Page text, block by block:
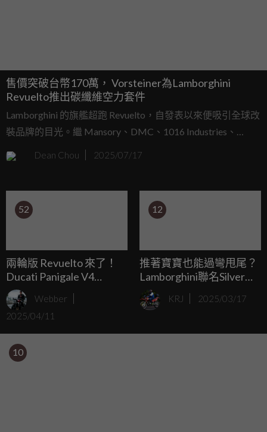
售價突破台幣170萬， Vorsteiner為Lamborghini
Revuelto推出碳纖維空力套件
Lamborghini 的旗艦超跑 Revuelto，自發表以來便吸引全球改
裝品牌的目光。繼 Mansory、DMC、1016 Industries、
Zacoe 與 Keyvany 等大廠之後，美國加州知名品牌 Vorsteiner
也正式推出自家的 Revuelto 專屬碳纖維空力套件，主打性能
Dean Chou 2025/07/17
52
兩輪版 Revuelto 來了！
Ducati Panigale V4
Lamborghini 正式登場，
義式熱血再次升溫！
Webber
2025/04/11
12
推著寶寶也能過彎甩尾？
Lamborghini聯名Silver
Cross，打造史上最速嬰
兒推車！
KRJ 2025/03/17
10